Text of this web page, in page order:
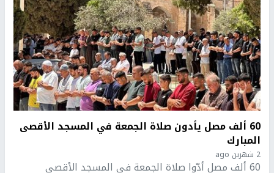
60 ألف مصل يأدون صلاة الجمعة في المسجد الأقصى
المبارك
2 شهرين ago
60 ألف مصل أدّوا صلاة الجمعة في المسجد الأقصى